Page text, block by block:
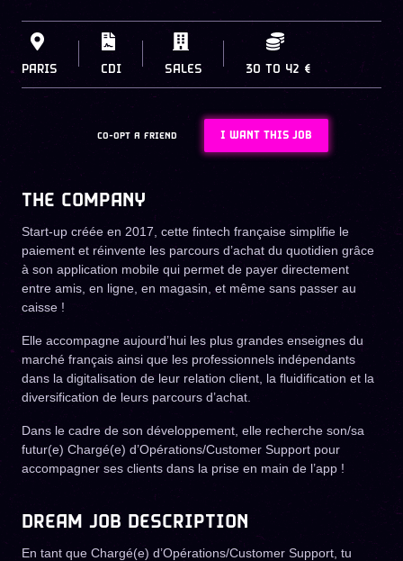
PARIS CDI SALES 30 TO 42 €
CO-OPT A FRIEND I WANT THIS JOB
THE COMPANY
Start-up créée en 2017, cette fintech française simplifie le
paiement et réinvente les parcours d’achat du quotidien grâce
à son application mobile qui permet de payer directement
entre amis, en ligne, en magasin, et même sans passer au
caisse !
Elle accompagne aujourd’hui les plus grandes enseignes du
marché français ainsi que les professionnels indépendants
dans la digitalisation de leur relation client, la fluidification et la
diversification de leurs parcours d’achat.
Dans le cadre de son développement, elle recherche son/sa
futur(e) Chargé(e) d’Opérations/Customer Support pour
accompagner ses clients dans la prise en main de l’app !
DREAM JOB DESCRIPTION
En tant que Chargé(e) d’Opérations/Customer Support, tu